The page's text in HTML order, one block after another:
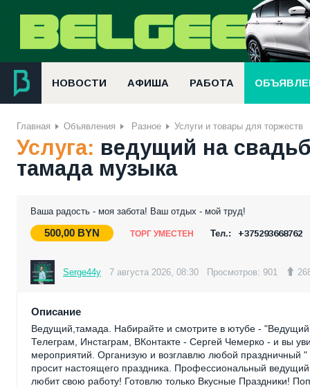
НОВОСТИ АФИША РАБОТА
Главная Объявления Разное Услуги и товары для торжеств
Услуга: ведущий на
тамада музыка
Ваша радость - моя забота! Ваш отдых - мой труд!
500,00 BYN ТОРГ УМЕСТЕН Тел.: +375293668762
Serge44y 7 августа 2026, 08:30 Просмотров: 901
Описание
Ведущий,тамада. Набирайте и смотрите в ютубе -
Телеграм, Инстаграм, ВКонтакте - Сергей Чемерко - и вы
мероприятий. Организую и возглавлю любой праздничный
просит настоящего праздника. Профессиональный
любит свою работу! Готовлю только Вкусные Праздники!